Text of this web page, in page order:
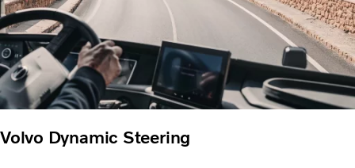
Volvo Dynamic Steering